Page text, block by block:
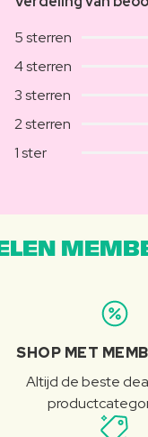
5 sterren
4 sterren
3 sterren
2 sterren
1 ster
SHOP MET
Altijd de beste